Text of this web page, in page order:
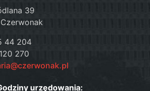
39
44 204
270
urzędowania: